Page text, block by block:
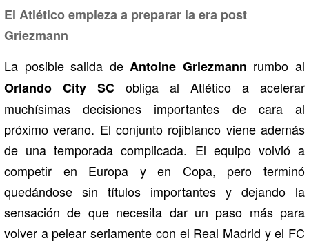
El Atlético empieza a preparar la era post
Griezmann
La posible salida de Antoine Griezmann rumbo al
Orlando City SC obliga al Atlético a acelerar
muchísimas decisiones importantes de cara al
próximo verano. El conjunto rojiblanco viene además
de una temporada complicada. El equipo volvió a
competir en Europa y en Copa, pero terminó
quedándose sin títulos importantes y dejando la
sensación de que necesita dar un paso más para
volver a pelear seriamente con el Real Madrid y el FC